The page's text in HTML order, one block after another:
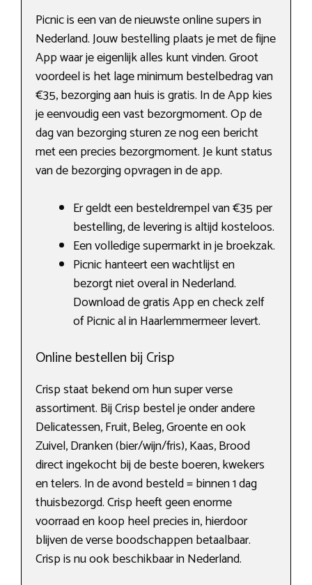
Picnic is een van de nieuwste online supers in
Nederland. Jouw bestelling plaats je met de fijne
App waar je eigenlijk alles kunt vinden. Groot
voordeel is het lage minimum bestelbedrag van
€35, bezorging aan huis is gratis. In de App kies
je eenvoudig een vast bezorgmoment. Op de
dag van bezorging sturen ze nog een bericht
met een precies bezorgmoment. Je kunt status
van de bezorging opvragen in de app.
Er geldt een besteldrempel van €35 per
bestelling, de levering is altijd kosteloos.
Een volledige supermarkt in je broekzak.
Picnic hanteert een wachtlijst en
bezorgt niet overal in Nederland.
Download de gratis App en check zelf
of Picnic al in Haarlemmermeer levert.
Online bestellen bij Crisp
Crisp staat bekend om hun super verse
assortiment. Bij Crisp bestel je onder andere
Delicatessen, Fruit, Beleg, Groente en ook
Zuivel, Dranken (bier/wijn/fris), Kaas, Brood
direct ingekocht bij de beste boeren, kwekers
en telers. In de avond besteld = binnen 1 dag
thuisbezorgd. Crisp heeft geen enorme
voorraad en koop heel precies in, hierdoor
blijven de verse boodschappen betaalbaar.
Crisp is nu ook beschikbaar in Nederland.